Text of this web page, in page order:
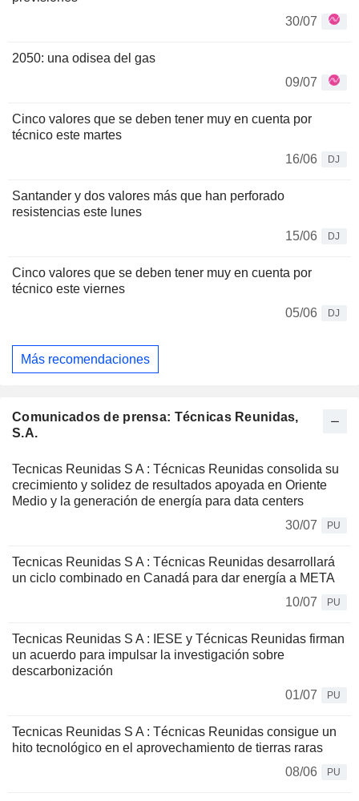
30/07
2050: una odisea del gas
09/07
Cinco valores que se deben tener muy en cuenta por
técnico este martes
16/06
DJ
Santander y dos valores más que han perforado
resistencias este lunes
15/06
DJ
Cinco valores que se deben tener muy en cuenta por
técnico este viernes
05/06
DJ
Más recomendaciones
Comunicados de prensa: Técnicas Reunidas,
S.A.
Tecnicas Reunidas S A : Técnicas Reunidas consolida su
crecimiento y solidez de resultados apoyada en Oriente
Medio y la generación de energía para data centers
30/07
PU
Tecnicas Reunidas S A : Técnicas Reunidas desarrollará
un ciclo combinado en Canadá para dar energía a META
10/07
PU
Tecnicas Reunidas S A : IESE y Técnicas Reunidas firman
un acuerdo para impulsar la investigación sobre
descarbonización
01/07
PU
Tecnicas Reunidas S A : Técnicas Reunidas consigue un
hito tecnológico en el aprovechamiento de tierras raras
08/06
PU